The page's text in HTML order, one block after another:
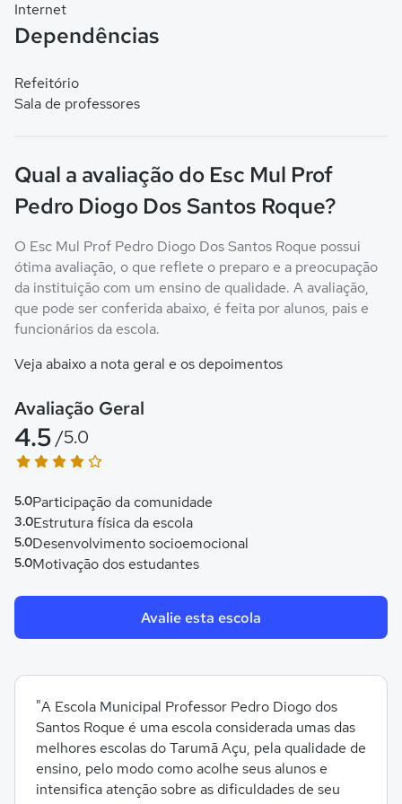
Internet
Dependências
Refeitório
Sala de professores
Qual a avaliação do Esc Mul Prof
Pedro Diogo Dos Santos Roque?
O Esc Mul Prof Pedro Diogo Dos Santos Roque possui
ótima avaliação, o que reflete o preparo e a preocupação
da instituição com um ensino de qualidade. A avaliação,
que pode ser conferida abaixo, é feita por alunos, pais e
funcionários da escola.
Veja abaixo a nota geral e os depoimentos
Avaliação Geral
4.5 /5.0
5.0Participação da comunidade
3.0Estrutura física da escola
5.0Desenvolvimento socioemocional
5.0Motivação dos estudantes
Avalie esta escola
"A Escola Municipal Professor Pedro Diogo dos
Santos Roque é uma escola considerada umas das
melhores escolas do Tarumã Açu, pela qualidade de
ensino, pelo modo como acolhe seus alunos e
intensifica atenção sobre as dificuldades de seu